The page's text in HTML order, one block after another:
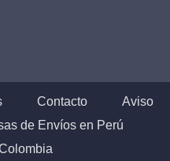
Contacto
Aviso
de Envíos en Perú